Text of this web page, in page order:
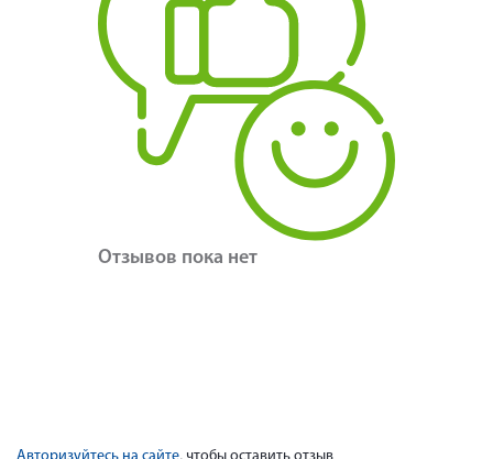
Отзывов пока нет